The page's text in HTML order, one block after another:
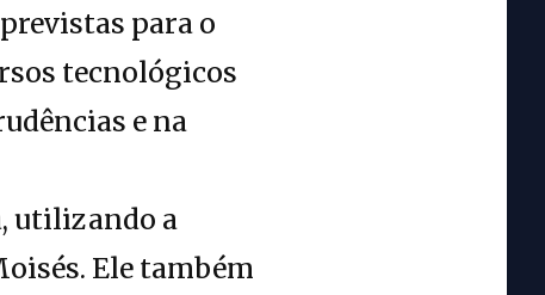
para o
tecnológicos
e na
utilizando a
Ele também